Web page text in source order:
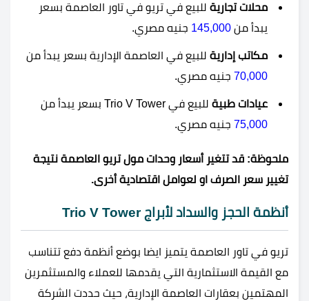
محلات تجارية للبيع في تريو في تاور العاصمة بسعر
يبدأ من 145,000 جنيه مصري.
مكاتب إدارية للبيع في العاصمة الإدارية بسعر يبدأ من
70,000 جنيه مصري.
عيادات طبية للبيع في Trio V Tower بسعر يبدأ من
75,000 جنيه مصري.
ملحوظة: قد تتغير أسعار وحدات مول تريو العاصمة نتيجة
تغيير سعر الصرف او لعوامل اقتصادية أخرى.
أنظمة الحجز والسداد لأبراجTrio V Tower
تريو في تاور العاصمة يتميز ايضا بوضع أنظمة دفع تتناسب
مع القيمة الاستثمارية التي يقدمها للعملاء والمستثمرين
المهتمين بعقارات العاصمة الإدارية، حيث حددت الشركة